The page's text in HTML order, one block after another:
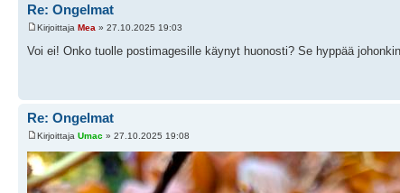
Re: Ongelmat
Kirjoittaja Mea » 27.10.2025 19:03
Voi ei! Onko tuolle postimagesille käynyt huonosti? Se hyppää
Re: Ongelmat
Kirjoittaja Umac » 27.10.2025 19:08